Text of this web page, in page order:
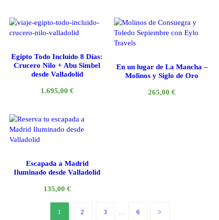
Egipto Todo Incluido 8 Días:
Crucero Nilo + Abu Simbel
desde Valladolid
1.695,00 €
En un lugar de La Mancha –
Molinos y Siglo de Oro
265,00€
Escapada a Madrid
Iluminado desde Valladolid
135,00 €
1 2 3 6